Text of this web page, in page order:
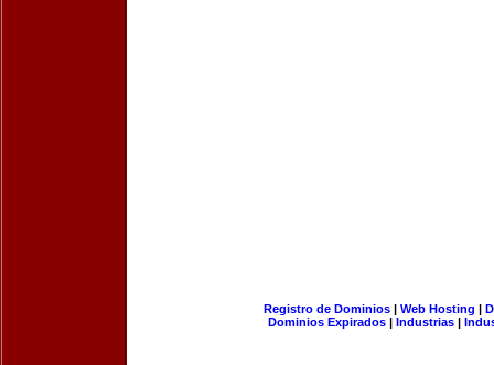
Registro de Dominios| Web Hosting |
Dominios Expirados | Industrias |